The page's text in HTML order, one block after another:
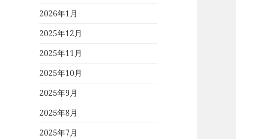
2026年1月
2025年12月
2025年11月
2025年10月
2025年9月
2025年8月
2025年7月